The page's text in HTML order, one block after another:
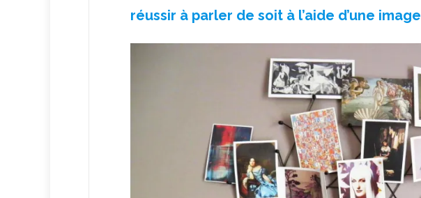
réussir à parler de soit à l’aide d’une image